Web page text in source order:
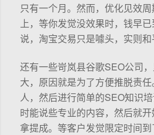
只有一个月。然而，优化见效
上，等你发觉没效果时，钱早
说，淘宝交易只是噱头，实则和
还有一些岢岚县谷歌SEO公司
大，原因就是为了方便推脱责
人，然后进行简单的SEO知识
时能说些专业的内容，然后就
拿提成。等客户发觉限定时间